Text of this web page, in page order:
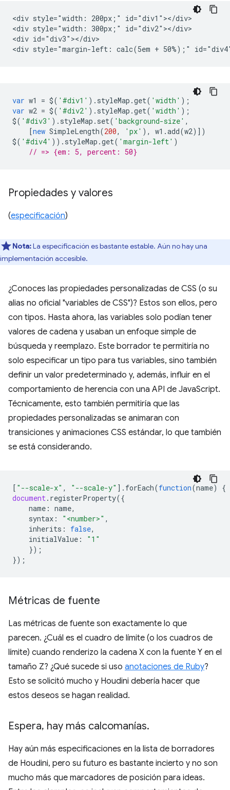
<div style="width: 200px;" id="div1"></div>
<div style="width: 300px;" id="div2"></div>
<div id="div3"></div>
var w1 = $( '#div1' ). styleMap .get( 'width' );
var w2 = $( '#div2' ). styleMap .get( 'width' );
$( '#div3' ). styleMap . set( 'background-size' ,
[new SimpleLength(200, 'px' ), w1 .add(w2)])
$( '#div4' )). styleMap .get( 'margin-left' )
// => {em: 5, percent: 50}
Propiedades y valores
(especificación)
Nota:La especificación es bastante estable. Aún no hay una
implementación accesible.
¿Conoces las propiedades personalizadas de CSS (o su
alias no oficial "variables de CSS")? Estos son ellos, pero
con tipos. Hasta ahora, las variables solo podían tener
valores de cadena y usaban un enfoque simple de
búsqueda y reemplazo. Este borrador te permitiría no
solo especificar un tipo para tus variables, sino también
definir un valor predeterminado y, además, influir en el
comportamiento de herencia con una API de JavaScript.
Técnicamente, esto también permitiría que las
propiedades personalizadas se animaran con
transiciones y animaciones CSS estándar, lo que también
se está considerando.
[ "--scale-x" , "--scale-y" ]. forEach(function(name)
{
document. registerProperty({
name : name,
syntax : "<number>" ,
inherits : false,
initialValue :
"1"
});
});
Métricas de fuente
Las métricas de fuente son exactamente lo que
parecen. ¿Cuál es el cuadro de límite (o los cuadros de
límite) cuando renderizo la cadena X con la fuente Y en el
tamaño Z? ¿Qué sucede si uso anotaciones de Ruby?
Esto se solicitó mucho y Houdini debería hacer que
estos deseos se hagan realidad.
Espera, hay más calcomanías.
Hay aún más especificaciones en la lista de borradores
de Houdini, pero su futuro es bastante incierto y no son
mucho más que marcadores de posición para ideas.